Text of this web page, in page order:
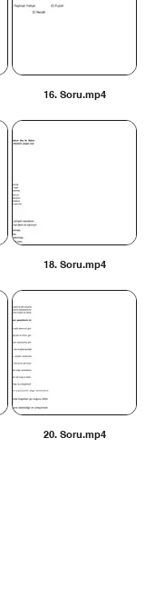
16. Soru.mp4
18. Soru.mp4
20. Soru.mp4